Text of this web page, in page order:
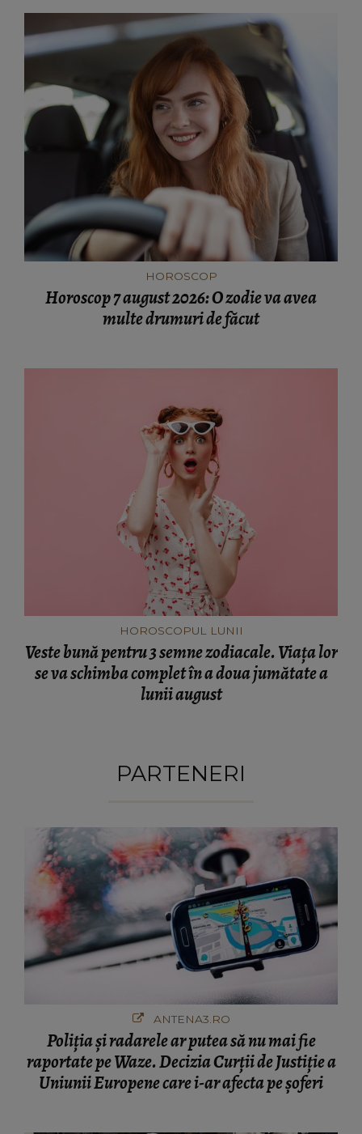
HOROSCOP
Horoscop 7 august 2026: O zodie va avea
multe drumuri de făcut
HOROSCOPUL LUNII
Veste bună pentru 3 semne zodiacale. Viața lor
se va schimba complet în a doua jumătate a
lunii august
PARTENERI
ANTENA3.RO
Poliţia şi radarele ar putea să nu mai fie
raportate pe Waze. Decizia Curţii de Justiție a
Uniunii Europene care i-ar afecta pe şoferi